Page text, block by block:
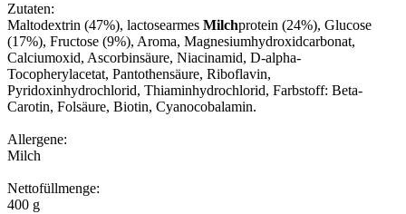
Zutaten:
Maltodextrin (47%), lactosearmes Milchprotein (24%), Glucose
(17%), Fructose (9%), Aroma, Magnesiumhydroxidcarbonat,
Calciumoxid, Ascorbinsäure, Niacinamid, D-alpha-
Tocopherylacetat, Pantothensäure, Riboflavin,
Pyridoxinhydrochlorid, Thiaminhydrochlorid, Farbstoff: Beta-
Carotin, Folsäure, Biotin, Cyanocobalamin.
Allergene:
Milch
Nettofüllmenge:
400 g